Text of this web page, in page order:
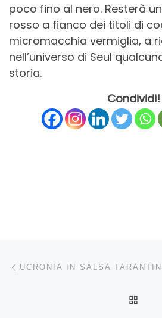
poco fino al nero. Resterà
rosso a fianco dei titoli di
micromacchia vermiglia, a
nell’universo di Seul
storia.
Condividi!
Navigazione
UCRONIA IN SALSA